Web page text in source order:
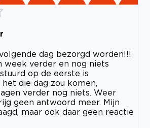
dag bezorgd worden!!!
week verder en nog niets
op de eerste is
die dag zou komen,
verder nog niets. Weer
geen antwoord meer. Mijn
maar ook daar geen reactie